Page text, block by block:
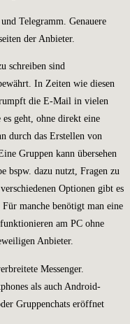
Telegramm. Genauere
der Anbieter.
schreiben sind
In Zeiten wie diesen
die E-Mail in vielen
geht, ohne direkt eine
durch das Erstellen von
Gruppen kann übersehen
bspw. dazu nutzt, Fragen zu
Optionen gibt es
manche benötigt man eine
am PC ohne
Anbieter.
Messenger.
als auch Android-
Gruppenchats eröffnet